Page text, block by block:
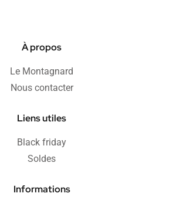
À propos
Le Montagnard
Nous contacter
Liens utiles
Black friday
Soldes
Informations